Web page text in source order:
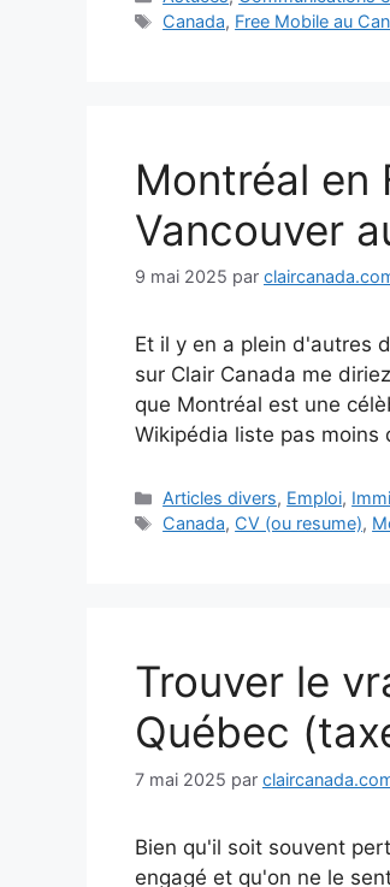
Étiquettes
Canada, Free Mobile au
Montréal en
Vancouver
9 mai 2025 par
Et il y en a plein d'autres
sur Clair Canada me
que Montréal est une
Wikipédia liste pas moins
Catégories
Articles divers, Emploi,
Étiquettes
Canada, CV (ou resume),
Trouver le
Québec
7 mai 2025 par
Bien qu'il soit souvent
engagé et qu'on ne le